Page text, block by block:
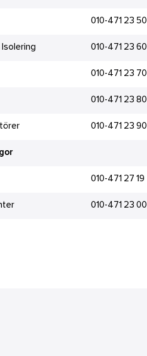
010-471 23 50
010-471 23 60
010-471 23 70
010-471 23 80
010-471 23 90
010-471 27 19
010-471 23 00